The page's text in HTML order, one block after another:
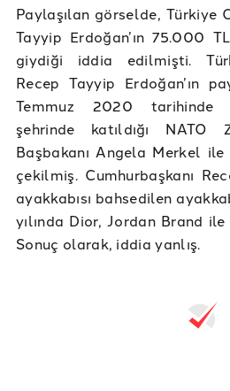
Paylaşılan görselde, Türkiye
Tayyip Erdoğan’ın 75.000
giydiği iddia edilmişti.
Recep Tayyip Erdoğan’ın
Temmuz 2020 tarihinde
şehrinde katıldığı NATO
Başbakanı Angela Merkel ile
çekilmiş. Cumhurbaşkanı
ayakkabısı bahsedilen
yılında Dior, Jordan Brand
Sonuç olarak, iddia yanlış.